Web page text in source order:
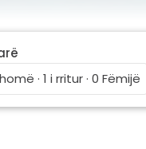
· 1 i rritur · 0 Fëmijë